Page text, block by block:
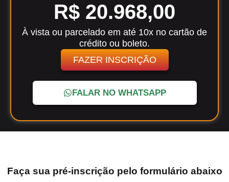
R$ 20.968,00
À vista ou parcelado em até 10x no cartão de
crédito ou boleto.
FAZER INSCRIÇÃO
FALAR NO WHATSAPP
Faça sua pré-inscrição pelo formulário abaixo